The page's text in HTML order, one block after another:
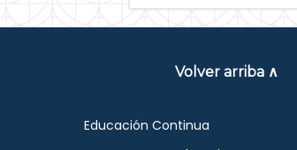
Volver arriba ∧
Educación Continua